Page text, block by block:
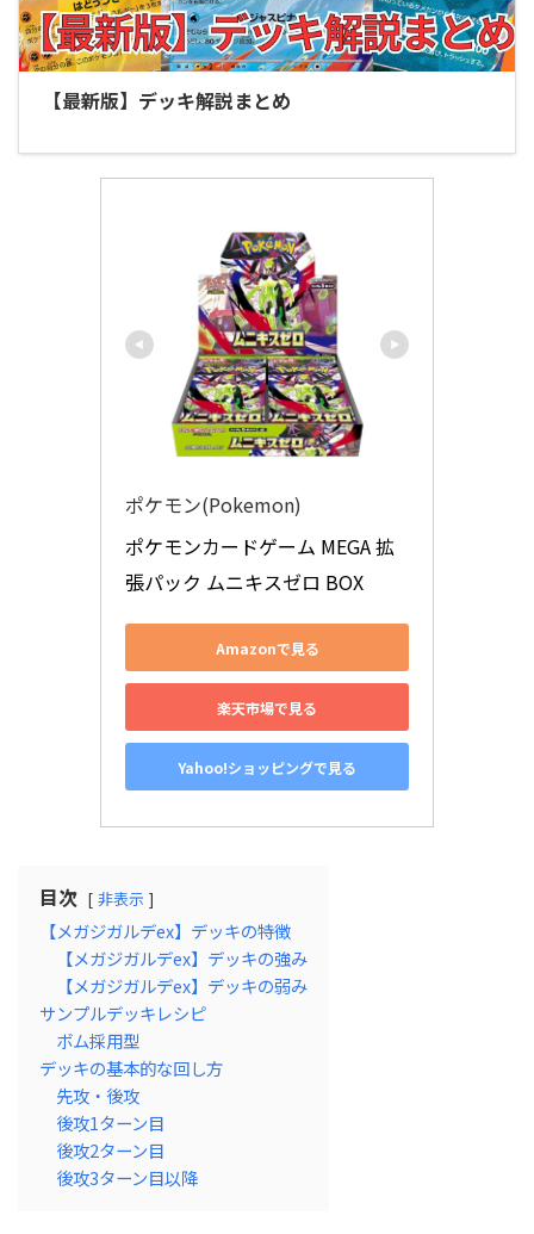
【最新版】デッキ解説まとめ
ポケモン(Pokemon)
ポケモンカードゲーム MEGA 拡
張パック ムニキスゼロ BOX
Amazonで見る
楽天市場で見る
Yahoo!ショッピングで見る
目次 非表示
【メガジガルデex】デッキの特徴
【メガジガルデex】デッキの強み
【メガジガルデex】デッキの弱み
サンプルデッキレシピ
ボム採用型
デッキの基本的な回し方
先攻・後攻
後攻1ターン目
後攻2ターン目
後攻3ターン目以降